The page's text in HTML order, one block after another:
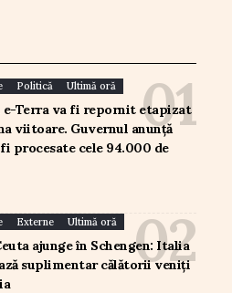
Politică Ultimă oră
e-Terra va fi repornit etapizat
viitoare. Guvernul anunță
procesate cele 94.000 de
Externe Ultimă oră
ajunge în Schengen: Italia
suplimentar călătorii veniți